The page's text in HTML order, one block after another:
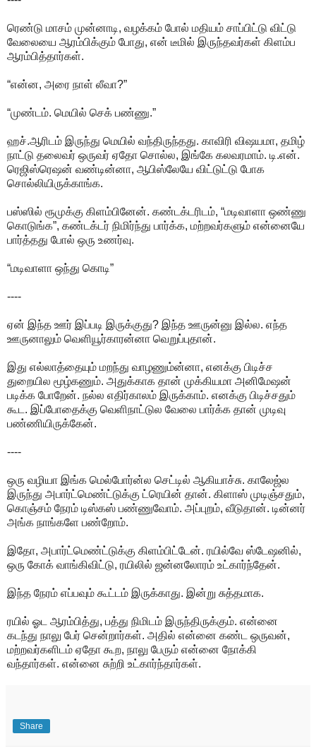
ரெண்டு மாசம் முன்னாடி, வழக்கம் போல் மதியம் சாப்பிட்டு விட்டு
வேலையை ஆரம்பிக்கும் போது, என் டீமில் இருந்தவர்கள் கிளம்ப
ஆரம்பித்தார்கள்.
“என்ன, அரை நாள் லீவா?”
“முண்டம். மெயில் செக் பண்ணு.”
ஹச்.ஆரிடம் இருந்து மெயில் வந்திருந்தது. காவிரி விஷயமா, தமிழ்
நாட்டு தலைவர் ஒருவர் ஏதோ சொல்ல, இங்கே கலவரமாம். டி.என்.
ரெஜிஸ்ரெஷன் வண்டின்னா, ஆபிஸ்லேயே விட்டுட்டு போக
சொல்லியிருக்காங்க.
பஸ்ஸில் ரூமுக்கு கிளம்பினேன். கண்டக்டரிடம், “மடிவாளா ஒண்ணு
கொடுங்க”, கண்டக்டர் நிமிர்ந்து பார்க்க, மற்றவர்களும் என்னையே
பார்த்தது போல் ஒரு உணர்வு.
“மடிவாளா ஒந்து கொடி”
----
ஏன் இந்த ஊர் இப்படி இருக்குது? இந்த ஊருன்னு இல்ல. எந்த
ஊருனாலும் வெளியூர்காரன்னா வெறுப்புதான்.
இது எல்லாத்தையும் மறந்து வாழணும்ன்னா, எனக்கு பிடிச்ச
துறையில மூழ்கணும். அதுக்காக தான் முக்கியமா அனிமேஷன்
படிக்க போறேன். நல்ல எதிர்காலம் இருக்காம். எனக்கு பிடிச்சதும்
கூட. இப்போதைக்கு வெளிநாட்டுல வேலை பார்க்க தான் முடிவு
பண்ணியிருக்கேன்.
----
ஒரு வழியா இங்க மெல்போர்ன்ல செட்டில் ஆகியாச்சு. காலேஜ்ல
இருந்து அபார்ட்மெண்ட்டுக்கு ட்ரெயின் தான். கிளாஸ் முடிஞ்சதும்,
கொஞ்சம் நேரம் டிஸ்கஸ் பண்ணுவோம். அப்புறம், வீடுதான். டின்னர்
அங்க நாங்களே பண்றோம்.
இதோ, அபார்ட்மெண்ட்டுக்கு கிளம்பிட்டேன். ரயில்வே ஸ்டேஷனில்,
ஒரு கோக் வாங்கிவிட்டு, ரயிலில் ஜன்னலோரம் உட்கார்ந்தேன்.
இந்த நேரம் எப்பவும் கூட்டம் இருக்காது. இன்று சுத்தமாக.
ரயில் ஓட ஆரம்பித்து, பத்து நிமிடம் இருந்திருக்கும். என்னை
கடந்து நாலு பேர் சென்றார்கள். அதில் என்னை கண்ட ஒருவன்,
மற்றவர்களிடம் ஏதோ கூற, நாலு பேரும் என்னை நோக்கி
வந்தார்கள். என்னை சுற்றி உட்கார்ந்தார்கள்.
Share